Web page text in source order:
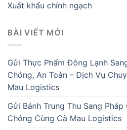
Xuất khẩu chính ngạch
BÀI VIẾT MỚI
Gửi Thực Phẩm Đông Lạnh
Chóng, An Toàn – Dịch Vụ
Mau Logistics
Gửi Bánh Trung Thu Sang
Chóng Cùng Cà Mau Logistics